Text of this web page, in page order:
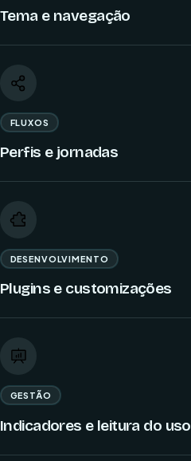
Tema e navegação
FLUXOS
Perfis e jornadas
DESENVOLVIMENTO
Plugins e customizações
GESTÃO
Indicadores e leitura do uso